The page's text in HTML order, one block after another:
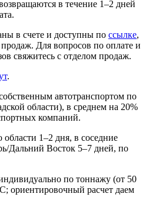
в течение 1–2 дней
в счете и доступны по ссылке,
Для вопросов по оплате и
свяжитесь с отделом продаж.
.
автотранспортом по
области), в среднем на 20%
компаний.
1–2 дня, в соседние
Дальний Восток 5–7 дней, по
по тоннажу (от 50
ориентировочный расчет даем